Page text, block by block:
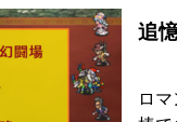
追
ロ